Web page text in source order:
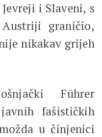
i Slaveni, s
graničio,
nikakav grijeh
Führer
fašističkih
u činjenici